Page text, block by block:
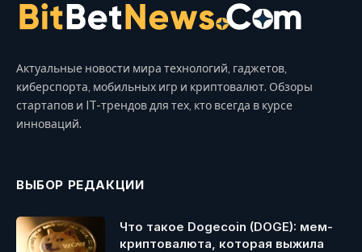
Актуальные новости мира технологий, гаджетов,
киберспорта, мобильных игр и криптовалют. Обзоры
стартапов и IT-трендов для тех, кто всегда в курсе
инноваций.
ВЫБОР РЕДАКЦИИ
Что такое Dogecoin (DOGE): мем-
криптовалюта, которая выжила